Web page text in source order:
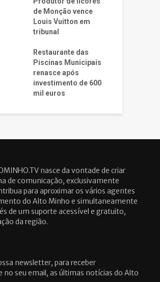
de Monção vence
Louis Vuitton em
tribunal
Restaurante das
Piscinas Municipais
renasce após
investimento de 600
mil euros
nasce da vontade de criar
de comunicação, exclusivamente
para aproximar os vários agentes
do Alto Minho e simultaneamente
de um suporte acessível e gratuito,
da região.
newsletter, para receber
seu email, as últimas notícias do Alto